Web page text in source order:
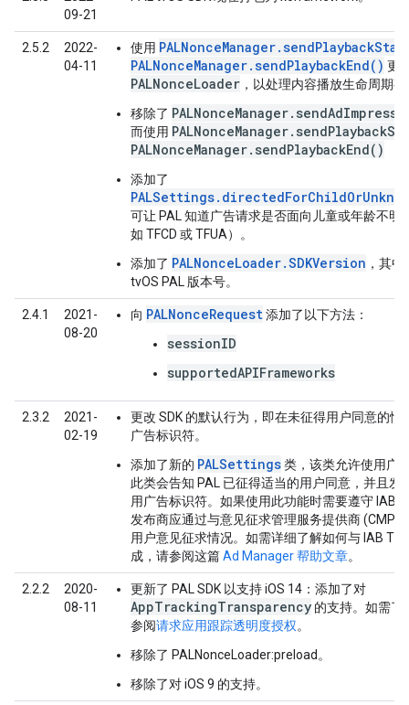
09-21
2.5.2
2022-
04-11
使用
PALNonceManager.sendPlaybackEnd() 更
PALNonceLoader ，以处理内容播放生命周期
移除了
而使用
PALNonceManager.sendPlaybackEnd()
添加了
可让 PAL 知道广告请求是否面向儿童或年龄不明
如 TFCD 或 TFUA）。
添加了 PALNonceLoader.SDKVersion ，其
tvOS PAL 版本号。
2.4.1
2021-
08-20
向 PALNonceRequest添加了以下方法：
sessionID
supportedAPIFrameworks
2.3.2
2021-
02-19
更改 SDK 的默认行为，即在未征得用户同意的情
广告标识符。
添加了新的 PALSettings类，该类允许使用广
此类会告知 PAL 已征得适当的用户同意，并且发
用广告标识符。如果使用此功能时需要遵守
发布商应通过与意见征求管理服务提供商 (CMP)
用户意见征求情况。如需详细了解如何与 IAB
成，请参阅这篇Ad Manager 帮助文章。
2.2.2
2020-
08-11
更新了 PAL SDK 以支持 iOS 14：添加了对
AppTrackingTransparency 的支持。如需了
参阅请求应用跟踪透明度授权。
移除了 PALNonceLoader:preload。
移除了对 iOS 9 的支持。